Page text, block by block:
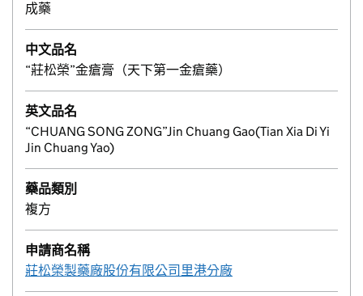
成藥
中文品名
“莊松榮”金瘡膏（天下第一金瘡藥）
英文品名
“CHUANG SONG ZONG”Jin Chuang Gao(Tian Xia Di Yi
Jin Chuang Yao)
藥品類別
複方
申請商名稱
莊松榮製藥廠股份有限公司里港分廠